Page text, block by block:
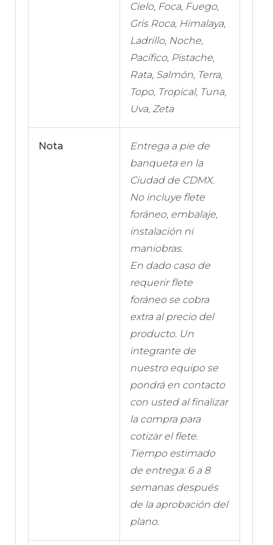
Cielo, Foca, Fuego,
Gris Roca, Himalaya,
Ladrillo, Noche,
Pacífico, Pistache,
Rata, Salmón, Terra,
Topo, Tropical, Tuna,
Uva, Zeta
Nota
Entrega a pie de
banqueta en la
Ciudad de CDMX.
No incluye flete
foráneo, embalaje,
instalación ni
maniobras.
En dado caso de
requerir flete
foráneo se cobra
extra al precio del
producto. Un
integrante de
nuestro equipo se
pondrá en contacto
con usted al finalizar
la compra para
cotizar el flete.
Tiempo estimado
de entrega: 6 a 8
semanas después
de la aprobación del
plano.